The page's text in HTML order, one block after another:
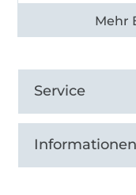
Alle 82990
Service
Informationen